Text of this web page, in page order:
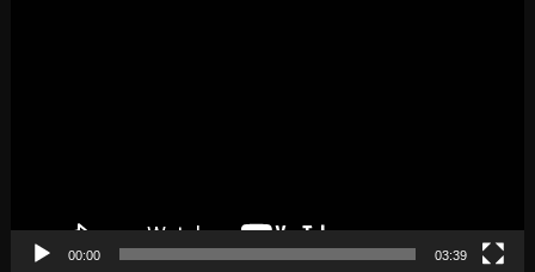
00:00 03:39